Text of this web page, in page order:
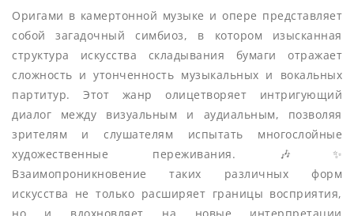
Оригами в камертонной музыке и опере представляет
собой загадочный симбиоз, в котором изысканная
структура искусства складывания бумаги отражает
сложность и утонченность музыкальных и вокальных
партитур. Этот жанр олицетворяет интригующий
диалог между визуальным и аудиальным, позволяя
зрителям и слушателям испытать многослойные
художественные переживания. 🎶✨
Взаимопроникновение таких различных форм
искусства не только расширяет границы восприятия,